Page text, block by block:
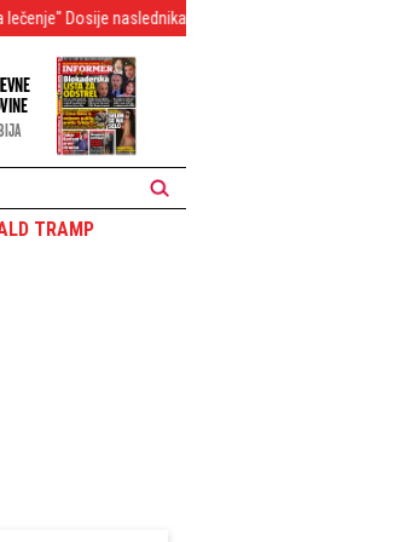
Hanke Paldum ledi krv u žilama - Silovanja,
TRAMP